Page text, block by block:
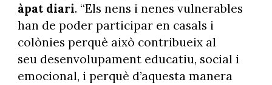
àpat diari. “Els nens i nenes vulnerables
han de poder participar en casals i
colònies perquè això contribueix al
seu desenvolupament educatiu, social i
emocional, i perquè d’aquesta manera